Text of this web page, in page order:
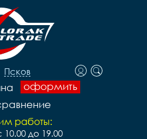
Псков
оформить
работы:
10.00 до 19.00